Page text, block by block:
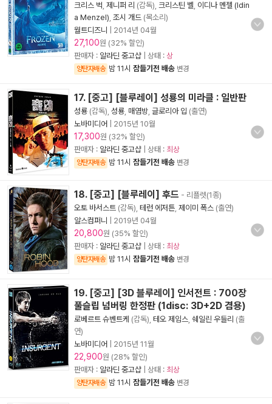
크리스 벅 제니퍼 리 (감독), 크리스틴 벨 이디나 멘젤 (Idin
a Menzel) 조시 개드 (목소리)
월트디즈니
2014년 04월
27,100원 (32% 할인)
판매자 : 알라딘 중고샵 | 상태 : 상
양탄자배송 밤 11시 잠들기전 배송 변경
17. [중고] [블루레이] 성룡의 미라클 : 일반판
성룡 (감독), 성룡 매염방 글로리아 입 (출연)
노바미디어
2015년 10월
17,300원 (32% 할인)
판매자 : 알라딘 중고샵 | 상태 : 최상
양탄자배송 밤 11시 잠들기전 배송 변경
18. [중고] [블루레이] 후드 - 리플렛(1종)
오토 바서스트 (감독), 테런 에저튼 제이미 폭스 (출연)
알스컴퍼니
2019년 04월
20,800원 (35% 할인)
판매자 : 알라딘 중고샵 | 상태 : 최상
양탄자배송 밤 11시 잠들기전 배송 변경
19. [중고] [3D 블루레이] 인서전트 : 700장
풀슬립 넘버링 한정판 (1disc: 3D+2D 겸용)
로베르트 슈벤트케 (감독), 테오 제임스 쉐일린 우들리 (출
연)
노바미디어
2015년 11월
22,900원 (28% 할인)
판매자 : 알라딘 중고샵 | 상태 : 최상
양탄자배송 밤 11시 잠들기전 배송 변경